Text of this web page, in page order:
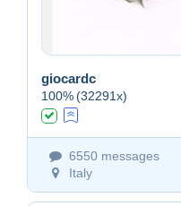
giocardc
100%(32291x)
6550 messages
Italy